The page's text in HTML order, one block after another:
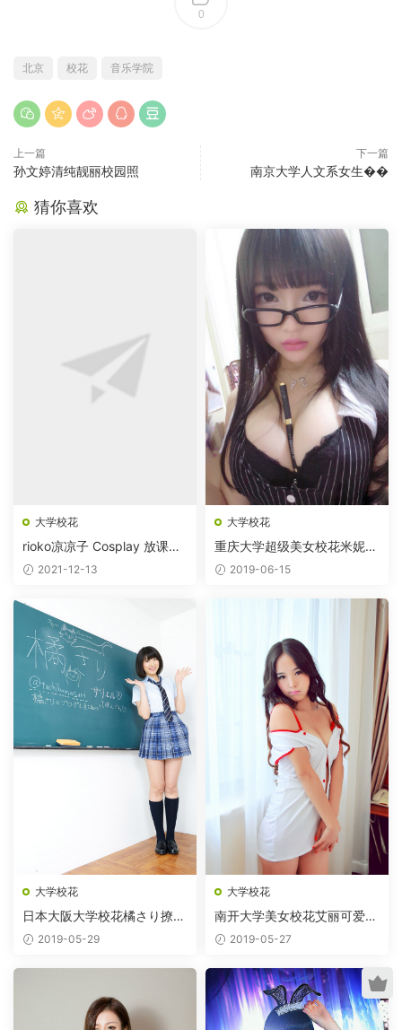
0
北京 校花 音乐学院
上一篇
孙文婷清纯靓丽校园照
下一篇
南京大学人文系女生��
猜你喜欢
大学校花
rioko凉凉子 Cosplay 放课后
的学姐
2021-12-13
大学校花
重庆大学超级美女校花米妮大
萌萌2019-06-15
大学校花
日本大阪大学校花橘さり撩裙
制服2019-05-29
大学校花
南开大学美女校花艾丽可爱护
士装2019-05-27